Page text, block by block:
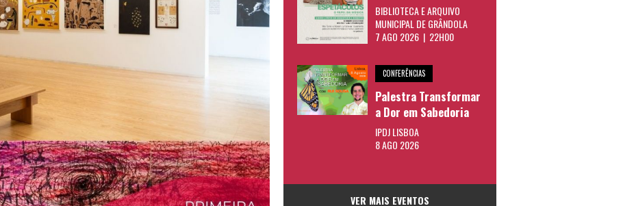
BIBLIOTECA E ARQUIVO
MUNICIPAL DE GRÂNDOLA
7 AGO 2026 | 22H00
CONFERÊNCIAS
Palestra Transformar
a Dor em Sabedoria
IPDJ LISBOA
8 AGO 2026
VER MAIS EVENTOS